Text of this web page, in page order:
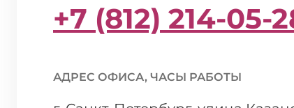
+7 (812) 214-05-
АДРЕС ОФИСА, ЧАСЫ РАБОТЫ